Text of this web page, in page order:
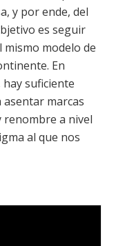
y por ende, del
es seguir
modelo de
En
suficiente
marcas
renombre a nivel
al que nos